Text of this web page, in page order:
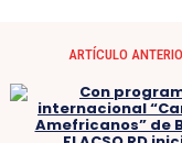
ARTÍCULO